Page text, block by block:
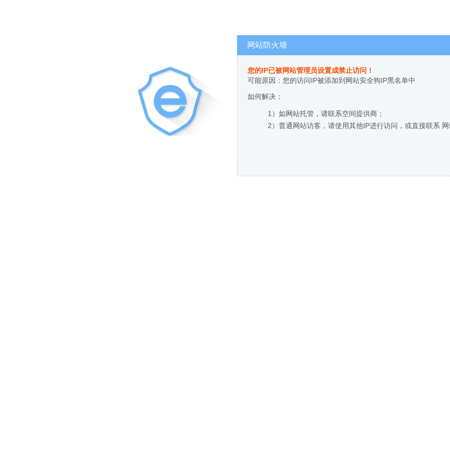
网站防火墙
您的IP已被网站管理员设置成禁止访问！
可能原因：您的访问IP被添加到网站安全狗IP黑名单中
如何解决：
1）如网站托管，请联系空间提供商；
2）普通网站访客，请使用其他IP进行访问，或直接联系 网